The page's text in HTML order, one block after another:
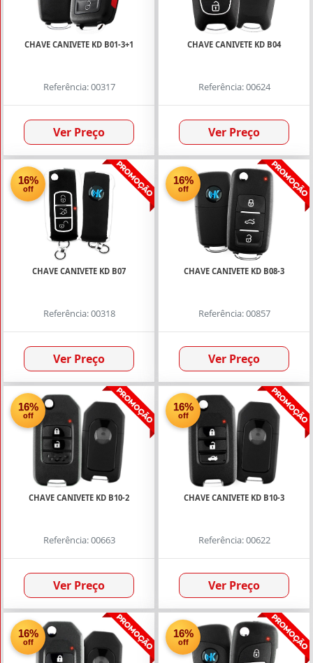
Chave
Completa
Gaveta
Chave
KD
Completa
P/
Presença
VVDI
Oca
(17)
Smart
Chaves
KD Oca
Chaves
KD
Smart
CHAVE CANIVETE KD B01-3+1
Referência: 00317
Ver Preço
CHAVE CANIVETE KD B04
Referência: 00624
Ver Preço
16%
off
CHAVE CANIVETE KD B07
Referência: 00318
Ver Preço
16%
off
CHAVE CANIVETE KD B08-3
Referência: 00857
Ver Preço
16%
off
CHAVE CANIVETE KD B10-2
Referência: 00663
Ver Preço
16%
off
CHAVE CANIVETE KD B10-3
Referência: 00622
Ver Preço
16%
off
16%
off